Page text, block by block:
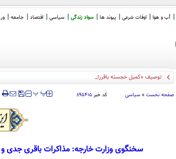
آب و هوا اوقات شرعی پیوند ها سواد زندگی سیاسی اقتصاد جامعه
توصیف «کمیل خجسته باقرزاده» از راهبردهای
صفحه نخست » سیاسی کد خبر۸۹۵۴۱۵ ‍‍‍ پ پ
سخنگوی وزارت خارجه: مذاکرات باقری جدی و